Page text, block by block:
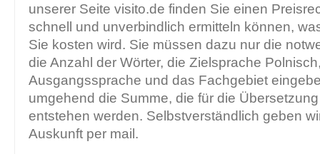
unserer Seite visito.de finden Sie einen
schnell und unverbindlich ermitteln können,
Sie kosten wird. Sie müssen dazu nur die
die Anzahl der Wörter, die Zielsprache
Ausgangssprache und das Fachgebiet
umgehend die Summe, die für die
entstehen werden. Selbstverständlich geben
Auskunft per mail.